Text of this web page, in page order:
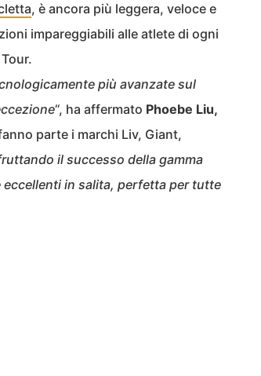
, è ancora più leggera, veloce e
impareggiabili alle atlete di ogni
più avanzate sul
“, ha affermato Phoebe Liu,
parte i marchi Liv, Giant,
il successo della gamma
in salita, perfetta per tutte